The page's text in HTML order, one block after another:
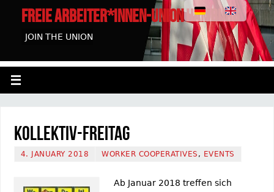
FREIE ARBEITER*INNEN-UNION HAMBURG
JOIN THE UNION
Kollektiv-Freitag
4. JANUARY 2018 WORKER COOPERATIVES , EVENTS
Ab Januar 2018 treffen sich